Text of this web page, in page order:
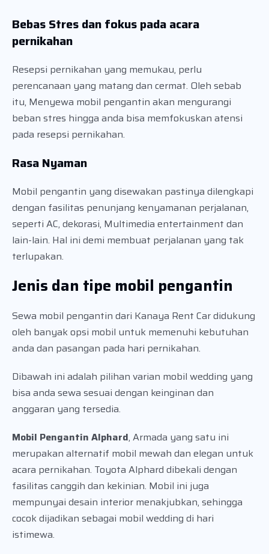
Bebas Stres dan fokus pada acara
pernikahan
Resepsi pernikahan yang memukau, perlu
perencanaan yang matang dan cermat. Oleh sebab
itu, Menyewa mobil pengantin akan mengurangi
beban stres hingga anda bisa memfokuskan atensi
pada resepsi pernikahan.
Rasa Nyaman
Mobil pengantin yang disewakan pastinya dilengkapi
dengan fasilitas penunjang kenyamanan perjalanan,
seperti AC, dekorasi, Multimedia entertainment dan
lain-lain. Hal ini demi membuat perjalanan yang tak
terlupakan.
Jenis dan tipe mobil pengantin
Sewa mobil pengantin dari Kanaya Rent Car didukung
oleh banyak opsi mobil untuk memenuhi kebutuhan
anda dan pasangan pada hari pernikahan.
Dibawah ini adalah pilihan varian mobil wedding yang
bisa anda sewa sesuai dengan keinginan dan
anggaran yang tersedia.
Mobil Pengantin Alphard, Armada yang satu ini
merupakan alternatif mobil mewah dan elegan untuk
acara pernikahan. Toyota Alphard dibekali dengan
fasilitas canggih dan kekinian. Mobil ini juga
mempunyai desain interior menakjubkan, sehingga
cocok dijadikan sebagai mobil wedding di hari
istimewa.